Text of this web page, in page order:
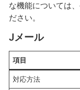
な機能については
ださい。
Jメール
項目
対応方法